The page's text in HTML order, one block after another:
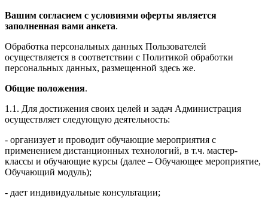
Вашим согласием с условиями оферты является
заполненная вами анкета.
Обработка персональных данных Пользователей
осуществляется в соответствии с Политикой обработки
персональных данных, размещенной здесь же.
Общие положения.
1.1. Для достижения своих целей и задач Администрация
осуществляет следующую деятельность:
- организует и проводит обучающие мероприятия с
применением дистанционных технологий, в т.ч. мастер-
классы и обучающие курсы (далее – Обучающее мероприятие,
Обучающий модуль);
- дает индивидуальные консультации;